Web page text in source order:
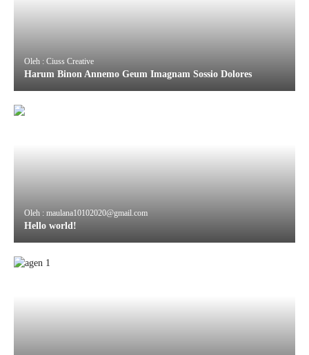
Oleh : Ciuss Creative
Harum Binon Annemo Geum Imagnam Sossio Dolores
Oleh : maulana10102020@gmail.com
Hello world!